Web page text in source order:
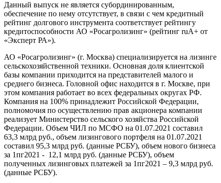
Данный выпуск не является субординированным,
обеспечение по нему отсутствует, в связи с чем кредитный
рейтинг долгового инструмента соответствует рейтингу
кредитоспособности АО «Росагролизинг» (рейтинг ruA+ от
«Эксперт РА»).
АО «Росагролизинг» (г. Москва) специализируется на лизинге
сельскохозяйственной техники. Основная доля клиентской
базы компании приходится на представителей малого и
среднего бизнеса. Головной офис находится в г. Москве, при
этом компания работает во всех федеральных округах РФ.
Компания на 100% принадлежит Российской Федерации,
полномочия по осуществлению прав акционера компании
реализует Министерство сельского хозяйства Российской
Федерации. Объем ЧИЛ по МСФО на 01.07.2021 составил
63,3 млрд руб., объем лизингового портфеля на 01.07.2021
составил 95,3 млрд руб. (данные РСБУ), объем нового бизнеса
за 1пг2021 - 12,1 млрд руб. (данные РСБУ), объем
полученных лизинговых платежей за 1пг2021 – 9,3 млрд руб.
(данные РСБУ).